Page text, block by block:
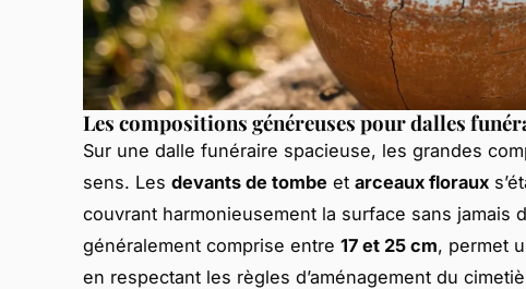
Les compositions généreuses pour dalles
Sur une dalle funéraire spacieuse, les grandes
sens. Les devants de tombe et arceaux floraux
couvrant harmonieusement la surface sans jamais
généralement comprise entre 17 et 25 cm, permet
en respectant les règles d’aménagement du